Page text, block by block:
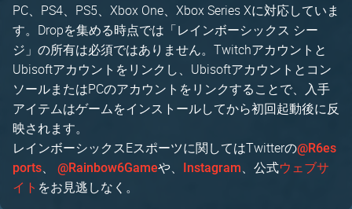
PC、PS4、PS5、Xbox One、Xbox Series Xに対応していま
す。Dropを集める時点では「レインボーシックス シー
ジ」の所有は必須ではありません。Twitchアカウントと
Ubisoftアカウントをリンクし、Ubisoftアカウントとコン
ソールまたはPCのアカウントをリンクすることで、入手
アイテムはゲームをインストールしてから初回起動後に反
映されます。
レインボーシックスEスポーツに関してはTwitterの@R6es
ports、 @Rainbow6Gameや、 Instagram、公式ウェブサ
イト をお見逃しなく。